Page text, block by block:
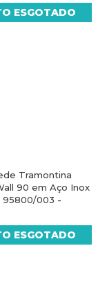
ESGOTADO
Tramontina
90 em Aço Inox
95800/003 -
ESGOTADO